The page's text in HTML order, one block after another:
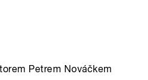
Petrem Nováčkem